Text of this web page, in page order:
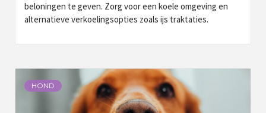
beloningen te geven. Zorg voor een koele omgeving en
alternatieve verkoelingsopties zoals ijs traktaties.
HOND